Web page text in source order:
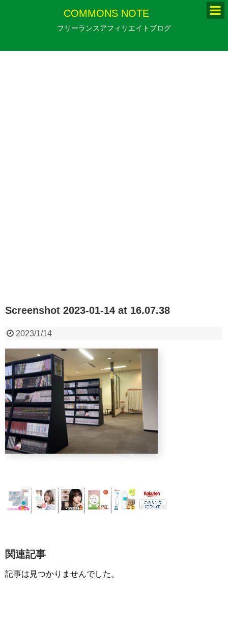
COMMONS NOTE
フリーランスアフィリエイトブログ
Screenshot 2023-01-14 at 16.07.38
2023/1/14
関連記事
記事は見つかりませんでした。